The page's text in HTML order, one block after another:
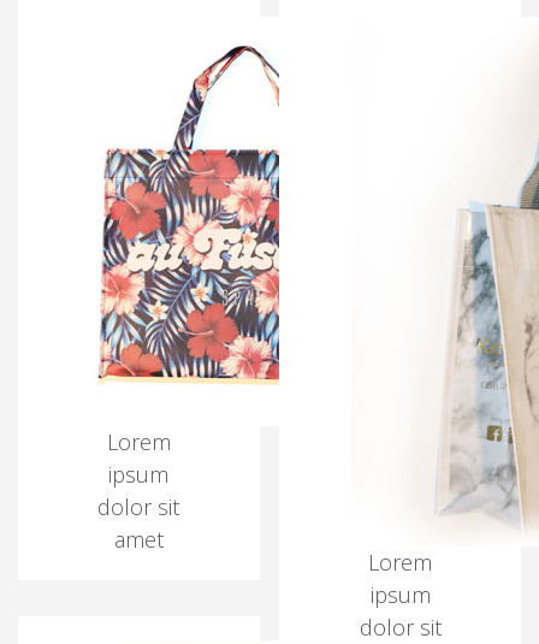
Lorem
ipsum
dolor sit
amet
Lorem
ipsum
dolor sit